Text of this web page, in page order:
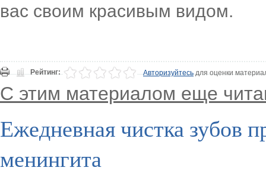
вас своим красивым видом.
Рейтинг: Авторизуйтесьдля оценки
С этим материалом еще
Ежедневная чистка зубов
менингита